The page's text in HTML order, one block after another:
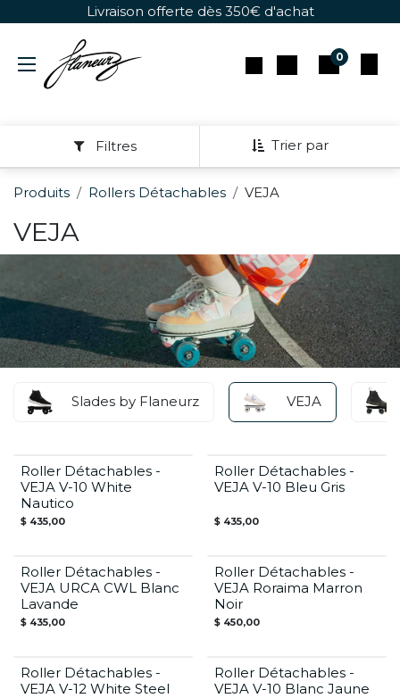
Se rendre au contenuLivraison offerte dès 350€ d'achat
0
Trier par
Filtres
Produits Rollers Détachables VEJA
VEJA
Slades by Flaneurz VEJA
Roller Détachables -
VEJA V-10 White
Nautico
$ 435,00
Roller Détachables -
VEJA V-10 Bleu Gris
$ 435,00
Roller Détachables -
VEJA URCA CWL Blanc
Lavande
$ 435,00
Roller Détachables -
VEJA Roraima Marron
Noir
$ 450,00
Roller Détachables -
VEJA V-12 White Steel
Roller Détachables -
VEJA V-10 Blanc Jaune